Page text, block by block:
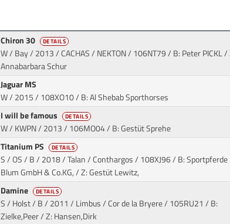
Chiron 30 DETAILS
W / Bay / 2013 / CACHAS / NEKTON/ 106NT79 / B: Peter PICKL /
Annabarbara Schur
Jaguar MS
W / 2015/ 108XO10 / B: Al Shebab Sporthorses
I will be famous DETAILS
W / KWPN / 2013/ 106MO04 / B: Gestüt Sprehe
Titanium PS DETAILS
S / OS / B / 2018 / Talan / Conthargos/ 108XJ96 / B: Sportpferde
Blum GmbH & Co.KG, / Z: Gestüt Lewitz,
Damine DETAILS
S / Holst / B / 2011 / Limbus / Cor de la Bryere/ 105RU21 / B:
Zielke,Peer / Z: Hansen,Dirk